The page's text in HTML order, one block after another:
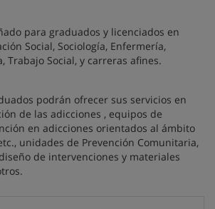
para graduados y licenciados en
Social, Sociología, Enfermería,
Trabajo Social, y carreras afines.
podrán ofrecer sus servicios en
de las adicciones , equipos de
en adicciones orientados al ámbito
unidades de Prevención Comunitaria,
de intervenciones y materiales